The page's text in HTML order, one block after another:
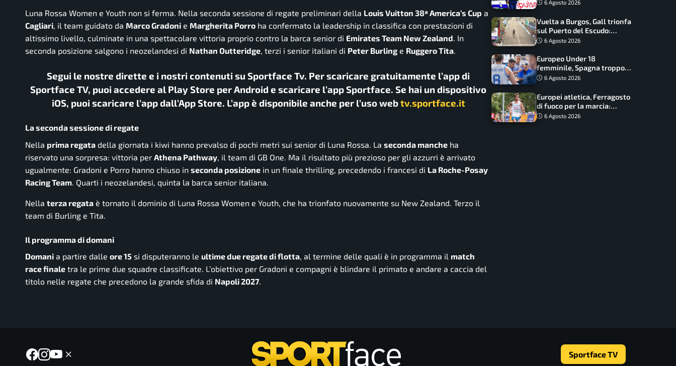
Luna Rossa Women e Youth non si ferma. Nella seconda sessione di regate preliminari della Louis Vuitton 38ª America’s Cup a
Cagliari, il team guidato da Marco Gradoni e Margherita Porro ha confermato la leadership in classifica con prestazioni di
altissimo livello, culminate in una spettacolare vittoria proprio contro la barca senior di Emirates Team New Zealand. In
seconda posizione salgono i neozelandesi di Nathan Outteridge, terzi i senior italiani di Peter Burling e Ruggero Tita.
Segui le nostre dirette e i nostri contenuti su Sportface Tv. Per scaricare gratuitamente l’app di
Sportface TV, puoi accedere al Play Store per Android e scaricare l’app Sportface. Se hai un dispositivo
iOS, puoi scaricare l’app dall’App Store. L’app è disponibile anche per l’uso webtv.sportface.it
La seconda sessione di regate
Nella prima regata della giornata i kiwi hanno prevalso di pochi metri sui senior di Luna Rossa. La seconda manche ha
riservato una sorpresa: vittoria per Athena Pathway , il team di GB One. Ma il risultato più prezioso per gli azzurri è arrivato
ugualmente: Gradoni e Porro hanno chiuso in seconda posizione in un finale thrilling, precedendo i francesi di La Roche-Posay
Racing Team . Quarti i neozelandesi, quinta la barca senior italiana.
Nella terza regata è tornato il dominio di Luna Rossa Women e Youth, che ha trionfato nuovamente su New Zealand. Terzo il
team di Burling e Tita.
Il programma di domani
Domani a partire dalle ore 15 si disputeranno le ultime due regate di flotta, al termine delle quali è in programma il match
race finale tra le prime due squadre classificate. L’obiettivo per Gradoni e compagni è blindare il primato e andare a caccia del
titolo nelle regate che precedono la grande sfida di Napoli 2027.
6 Agosto 2026
Vuelta a Burgos, Gall trionfa
sul Puerto del Escudo:
Ciccone secondo e nuova
6 Agosto 2026
Europeo Under 18
femminile, Spagna troppo
forte: Italia battuta 95-41,
6 Agosto 2026
Europei atletica, Ferragosto
di fuoco per la marcia:
Palmisano, Stano e
6 Agosto 2026
Sportface TV